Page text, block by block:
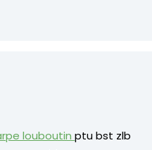
louboutinptu bst zlb